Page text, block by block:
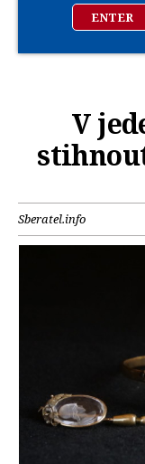
ENTER
V
Sberatel.info